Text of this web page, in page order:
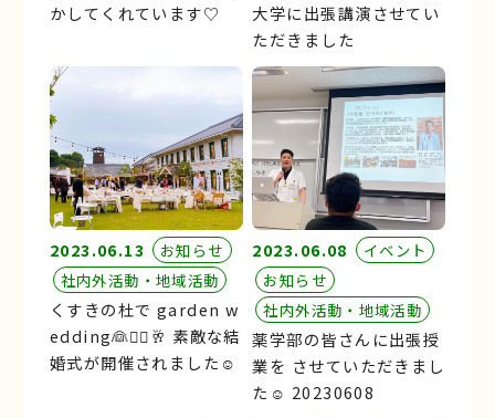
かしてくれています♡
大学に出張講演させてい
ただきました
2023.06.13
お知らせ
社内外活動・地域活動
くすきの杜で garden w
edding👰🤵‍♂️🥂 素敵な結
婚式が開催されました☺︎
2023.06.08
イベント
お知らせ
社内外活動・地域活動
薬学部の皆さんに出張授
業を させていただきまし
た☺︎ 20230608